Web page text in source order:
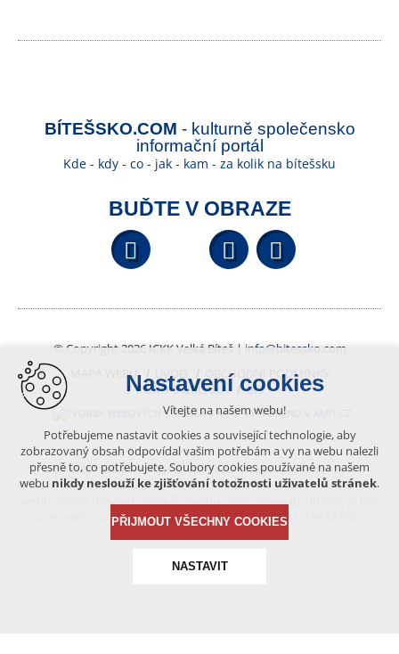
BÍTEŠSKO.COM - kulturně společensko
informační portál
Kde - kdy - co - jak - kam - za kolik na bítešsku
BUĎTE V OBRAZE
Facebook YouTube
© Copyright 2026 ICKK Velká Bíteš | info@bitessko.com
MAPA WEBU
ÚVOD
OBCHODNÍ PODMÍNKY
PORTÁL OBČANA
GIS
VYTVOŘENO V XART.CZ
Obsah tohoto portálu je chráněn autorským právem, které
vykonává vydavatel. Jakékoliv užití článků a fotografií z této podoby
písemného souhlasu vydavatele – BÍTEŠSKO.COM -ZAKÁZÁNO.
Nastavení cookies
Vítejte na našem webu!
Potřebujeme nastavit cookies a související technologie, aby
zobrazovaný obsah odpovídal vašim potřebám a vy na webu nalezli
přesně to, co potřebujete. Soubory cookies používané na našem
webu nikdy neslouží ke zjišťování totožnosti uživatelů stránek.
PŘIJMOUT VŠECHNY COOKIES
NASTAVIT